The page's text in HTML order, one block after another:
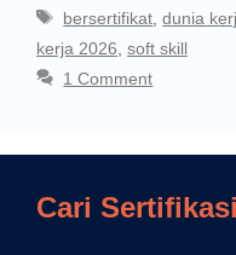
bersertifikat ,dunia
kerja 2026 soft skill
1 Comment
Cari Sertifikasi